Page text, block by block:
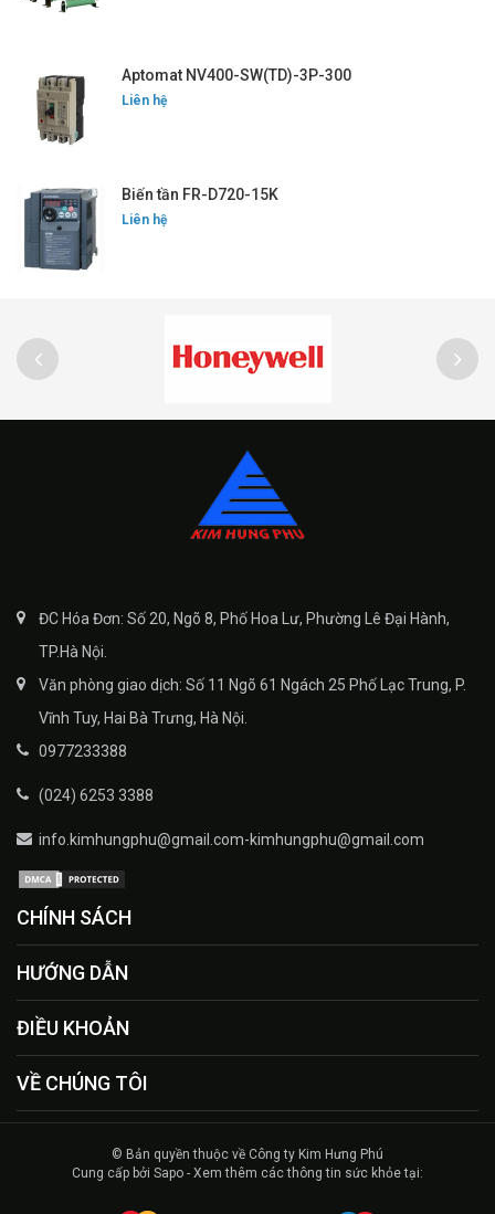
Aptomat NV400-SW(TD)-3P-300
Liên hệ
Biến tần FR-D720-15K
Liên hệ
ĐC Hóa Đơn: Số 20, Ngõ 8, Phố Hoa Lư, Phường Lê Đại Hành,
TP.Hà Nội.
Văn phòng giao dịch: Số 11 Ngõ 61 Ngách 25 Phố Lạc Trung, P.
Vĩnh Tuy, Hai Bà Trưng, Hà Nội.
0977233388
(024) 6253 3388
info.kimhungphu@gmail.com-kimhungphu@gmail.com
CHÍNH SÁCH
HƯỚNG DẪN
ĐIỀU KHOẢN
VỀ CHÚNG TÔI
© Bản quyền thuộc về Công ty Kim Hưng Phú
Cung cấp bởi Sapo - Xem thêm các thông tin sức khỏe tại: